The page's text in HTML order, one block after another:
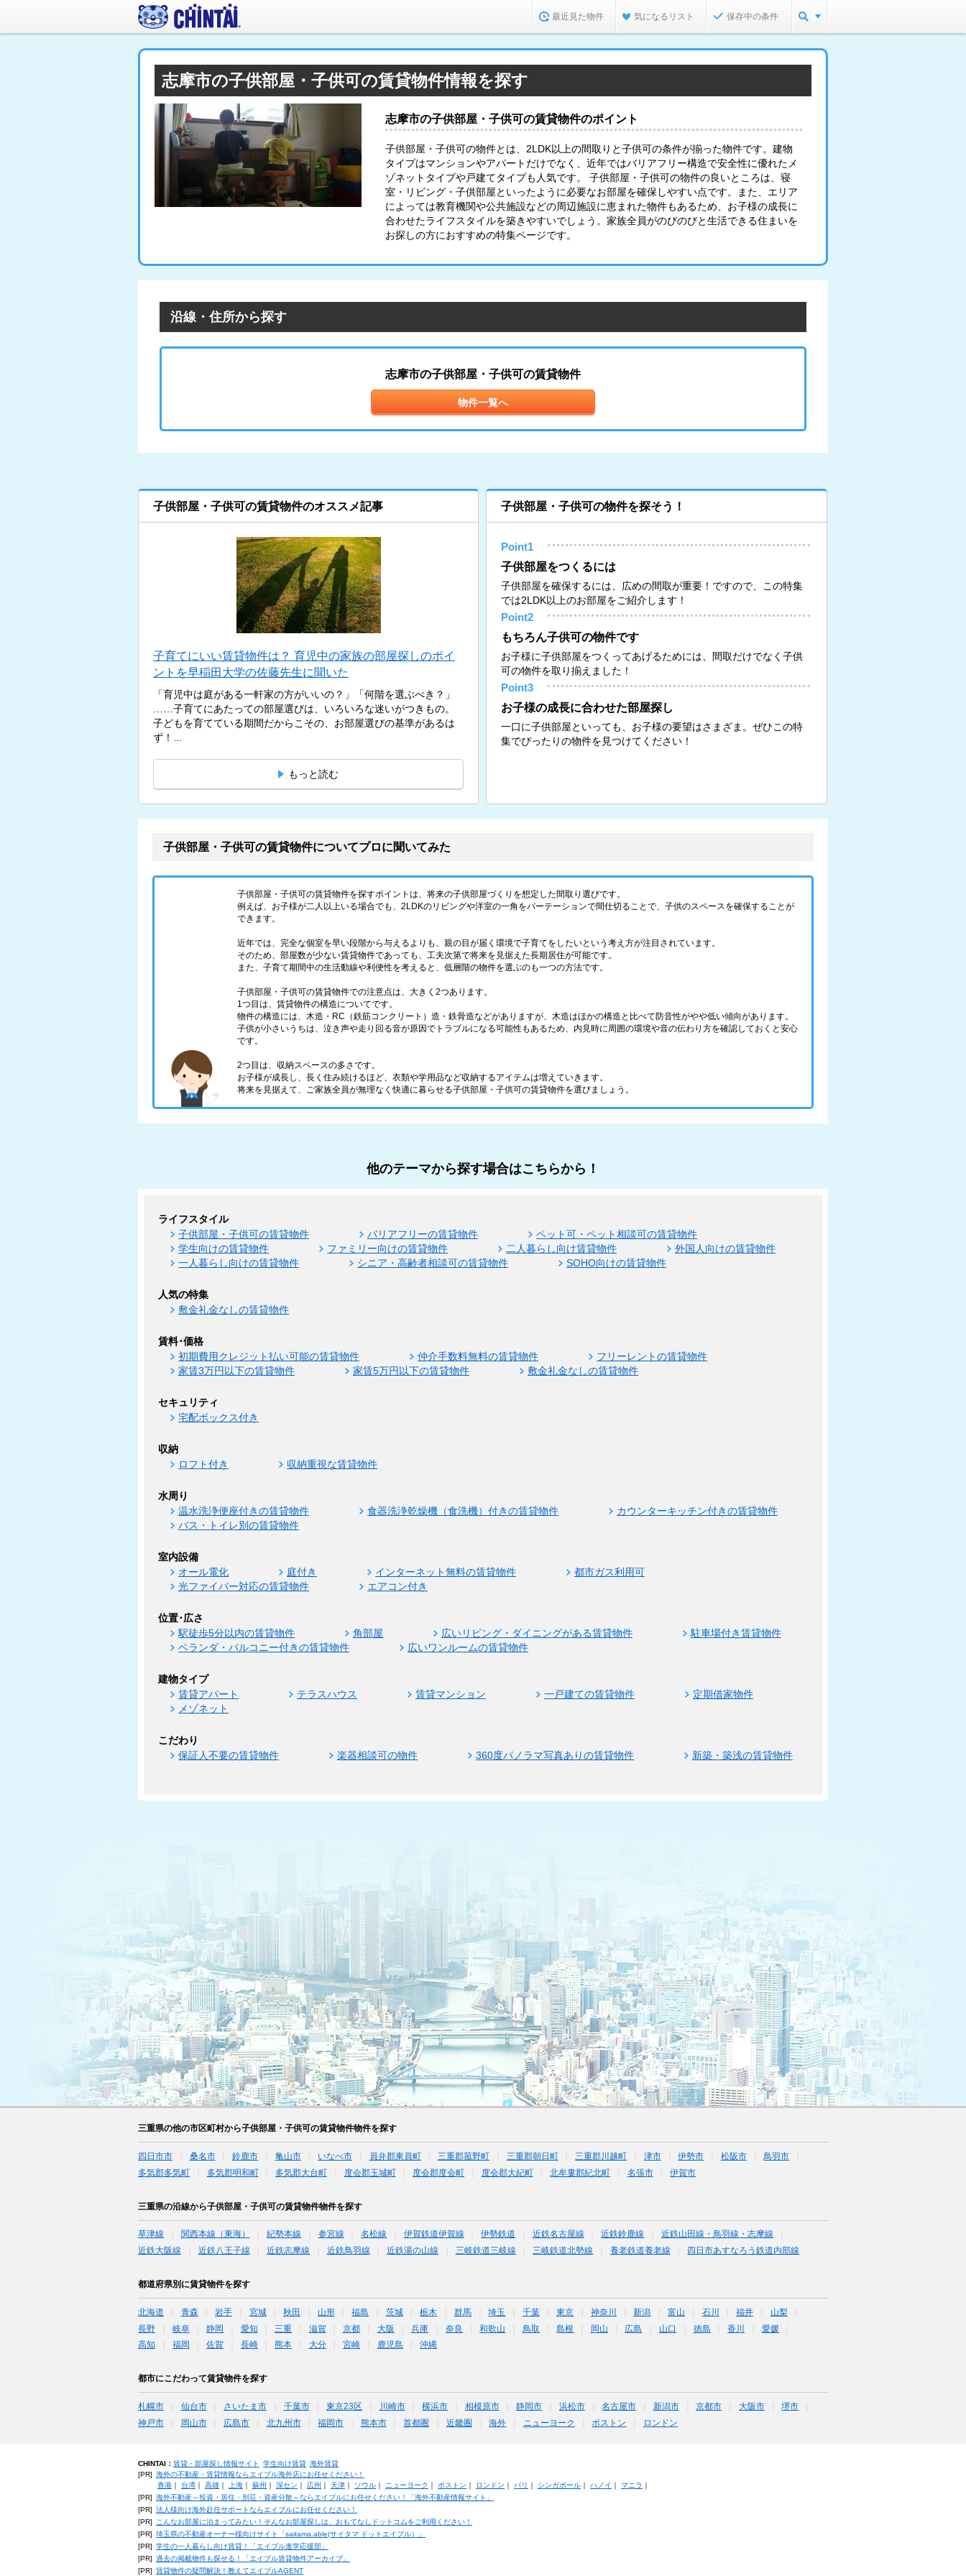
最近見た物件 気になるリスト 保存中の条件
志摩市の子供部屋・子供可の賃貸物件情報を探す
志摩市の子供部屋・子供可の賃貸物件のポイント
子供部屋・子供可の物件とは、2LDK以上の間取りと子供可の条件が揃った物件です。建物
タイプはマンションやアパートだけでなく、近年ではバリアフリー構造で安全性に優れたメ
ゾネットタイプや戸建てタイプも人気です。 子供部屋・子供可の物件の良いところは、寝
室・リビング・子供部屋といったように必要なお部屋を確保しやすい点です。また、エリア
によっては教育機関や公共施設などの周辺施設に恵まれた物件もあるため、お子様の成長に
合わせたライフスタイルを築きやすいでしょう。家族全員がのびのびと生活できる住まいを
お探しの方におすすめの特集ページです。
沿線・住所から探す
志摩市の子供部屋・子供可の賃貸物件
物件一覧へ
子供部屋・子供可の賃貸物件のオススメ記事
子育てにいい賃貸物件は？ 育児中の家族の部屋探しのポイ
ントを早稲田大学の佐藤先生に聞いた
「育児中は庭がある一軒家の方がいいの？」「何階を選ぶべき？」
……子育てにあたっての部屋選びは、いろいろな迷いがつきもの。
子どもを育てている期間だからこその、お部屋選びの基準があるは
ず！...
もっと読む
子供部屋・子供可の物件を探そう！
Point1
子供部屋をつくるには
子供部屋を確保するには、広めの間取が重要！ですので、この特集
では2LDK以上のお部屋をご紹介します！
Point2
もちろん子供可の物件です
お子様に子供部屋をつくってあげるためには、間取だけでなく子供
可の物件を取り揃えました！
Point3
お子様の成長に合わせた部屋探し
一口に子供部屋といっても、お子様の要望はさまざま。ぜひこの特
集でぴったりの物件を見つけてください！
子供部屋・子供可の賃貸物件についてプロに聞いてみた
子供部屋・子供可の賃貸物件を探すポイントは、将来の子供部屋づくりを想定した間取り選びです。
例えば、お子様が二人以上いる場合でも、2LDKのリビングや洋室の一角をパーテーションで間仕切ることで、子供のスペースを確保することが
できます。
近年では、完全な個室を早い段階から与えるよりも、親の目が届く環境で子育てをしたいという考え方が注目されています。
そのため、部屋数が少ない賃貸物件であっても、工夫次第で将来を見据えた長期居住が可能です。
また、子育て期間中の生活動線や利便性を考えると、低層階の物件を選ぶのも一つの方法です。
子供部屋・子供可の賃貸物件での注意点は、大きく2つあります。
1つ目は、賃貸物件の構造についてです。
物件の構造には、木造・RC（鉄筋コンクリート）造・鉄骨造などがありますが、木造はほかの構造と比べて防音性がやや低い傾向があります。
子供が小さいうちは、泣き声や走り回る音が原因でトラブルになる可能性もあるため、内見時に周囲の環境や音の伝わり方を確認しておくと安心
です。
2つ目は、収納スペースの多さです。
お子様が成長し、長く住み続けるほど、衣類や学用品など収納するアイテムは増えていきます。
将来を見据えて、ご家族全員が無理なく快適に暮らせる子供部屋・子供可の賃貸物件を選びましょう。
他のテーマから探す場合はこちらから！
ライフスタイル
子供部屋・子供可の賃貸物件 バリアフリーの賃貸物件
ペット可・ペット相談可の賃貸物件
学生向けの賃貸物件
ファミリー向けの賃貸物件 二人暮らし向け賃貸物件
外国人向けの賃貸物件
一人暮らし向けの賃貸物件
シニア・高齢者相談可の賃貸物件 SOHO向けの賃貸物件
人気の特集
敷金礼金なしの賃貸物件
賃料･価格
初期費用クレジット払い可能の賃貸物件 仲介手数料無料の賃貸物件
フリーレントの賃貸物件
家賃3万円以下の賃貸物件
家賃5万円以下の賃貸物件 敷金礼金なしの賃貸物件
セキュリティ
宅配ボックス付き
収納
ロフト付き 収納重視な賃貸物件
水周り
温水洗浄便座付きの賃貸物件 食器洗浄乾燥機（食洗機）付きの賃貸物件
カウンターキッチン付きの賃貸物件
バス・トイレ別の賃貸物件
室内設備
オール電化 庭付き インターネット無料の賃貸物件
都市ガス利用可
光ファイバー対応の賃貸物件
エアコン付き
位置･広さ
駅徒歩5分以内の賃貸物件 角部屋 広いリビング・ダイニングがある賃貸物件
駐車場付き賃貸物件
ベランダ・バルコニー付きの賃貸物件
広いワンルームの賃貸物件
建物タイプ
賃貸アパート テラスハウス 賃貸マンション 一戸建ての賃貸物件
定期借家物件
メゾネット
こだわり
保証人不要の賃貸物件 楽器相談可の物件 360度パノラマ写真ありの賃貸物件 新築・築浅の賃貸物件
三重県の他の市区町村から子供部屋・子供可の賃貸物件物件を探す
四日市市 桑名市 鈴鹿市 亀山市 いなべ市 員弁郡東員町 三重郡菰野町 三重郡朝日町 三重郡川越町 津市 伊勢市 松阪市
鳥羽市
多気郡多気町
多気郡明和町 多気郡大台町 度会郡玉城町 度会郡度会町 度会郡大紀町 北牟婁郡紀北町 名張市 伊賀市
三重県の沿線から子供部屋・子供可の賃貸物件物件を探す
草津線 関西本線（東海） 紀勢本線 参宮線 名松線 伊賀鉄道伊賀線 伊勢鉄道 近鉄名古屋線 近鉄鈴鹿線
近鉄山田線・鳥羽線・志摩線
近鉄大阪線
近鉄八王子線 近鉄志摩線 近鉄鳥羽線 近鉄湯の山線 三岐鉄道三岐線 三岐鉄道北勢線 養老鉄道養老線 四日市あすなろう鉄道内部線
都道府県別に賃貸物件を探す
北海道 青森 岩手 宮城 秋田 山形 福島 茨城 栃木 群馬 埼玉 千葉 東京 神奈川 新潟 富山 石川 福井
山梨
長野
岐阜 静岡 愛知 三重 滋賀 京都 大阪 兵庫 奈良 和歌山 鳥取 島根 岡山 広島 山口 徳島 香川
愛媛
高知
福岡 佐賀 長崎 熊本 大分 宮崎 鹿児島 沖縄
都市にこだわって賃貸物件を探す
札幌市 仙台市 さいたま市 千葉市 東京23区 川崎市 横浜市 相模原市 静岡市 浜松市 名古屋市 新潟市 京都市 大阪市
堺市
神戸市
岡山市 広島市 北九州市 福岡市 熊本市 首都圏 近畿圏 海外 ニューヨーク ボストン ロンドン
CHINTAI： 賃貸・部屋探し情報サイト 学生向け賃貸 海外賃貸
[PR] 海外の不動産・賃貸情報ならエイブル海外店にお任せください！
香港｜ 台湾｜ 高雄｜ 上海｜ 蘇州 ｜ 深セン ｜ 広州 ｜ 天津｜ ソウル｜ ニューヨーク ｜ ボストン ｜ ロンドン ｜ パリ ｜ シンガポール｜ ハノイ ｜ マニラ ｜
[PR] 海外不動産～投資・居住・別荘・資産分散～ならエイブルにお任せください！「海外不動産情報サイト」
[PR] 法人様向け海外赴任サポートならエイブルにお任せください！
[PR]
こんなお部屋に泊まってみたい！そんなお部屋探しは、おもてなしドットコムをご利用ください！
[PR] 埼玉県の不動産オーナー様向けサイト「saitama.able(サイタマ ドットエイブル）」
[PR] 学生の一人暮らし向け賃貸！「エイブル進学応援部」
[PR] 過去の掲載物件も探せる！「エイブル賃貸物件アーカイブ」
[PR] 賃貸物件の疑問解決！教えてエイブルAGENT